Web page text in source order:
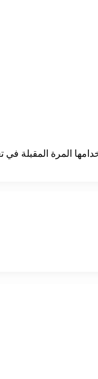
المرة المقبلة في